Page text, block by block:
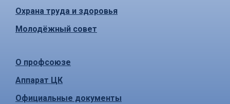
Охрана труда и здоровья
Молодёжный совет
О профсоюзе
Аппарат ЦК
Официальные документы